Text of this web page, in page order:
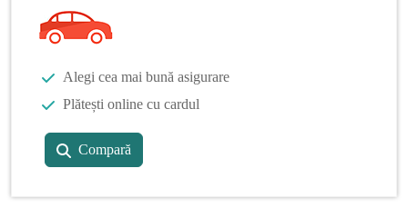
Alegi cea mai bună asigurare
Plătești online cu cardul
Compară